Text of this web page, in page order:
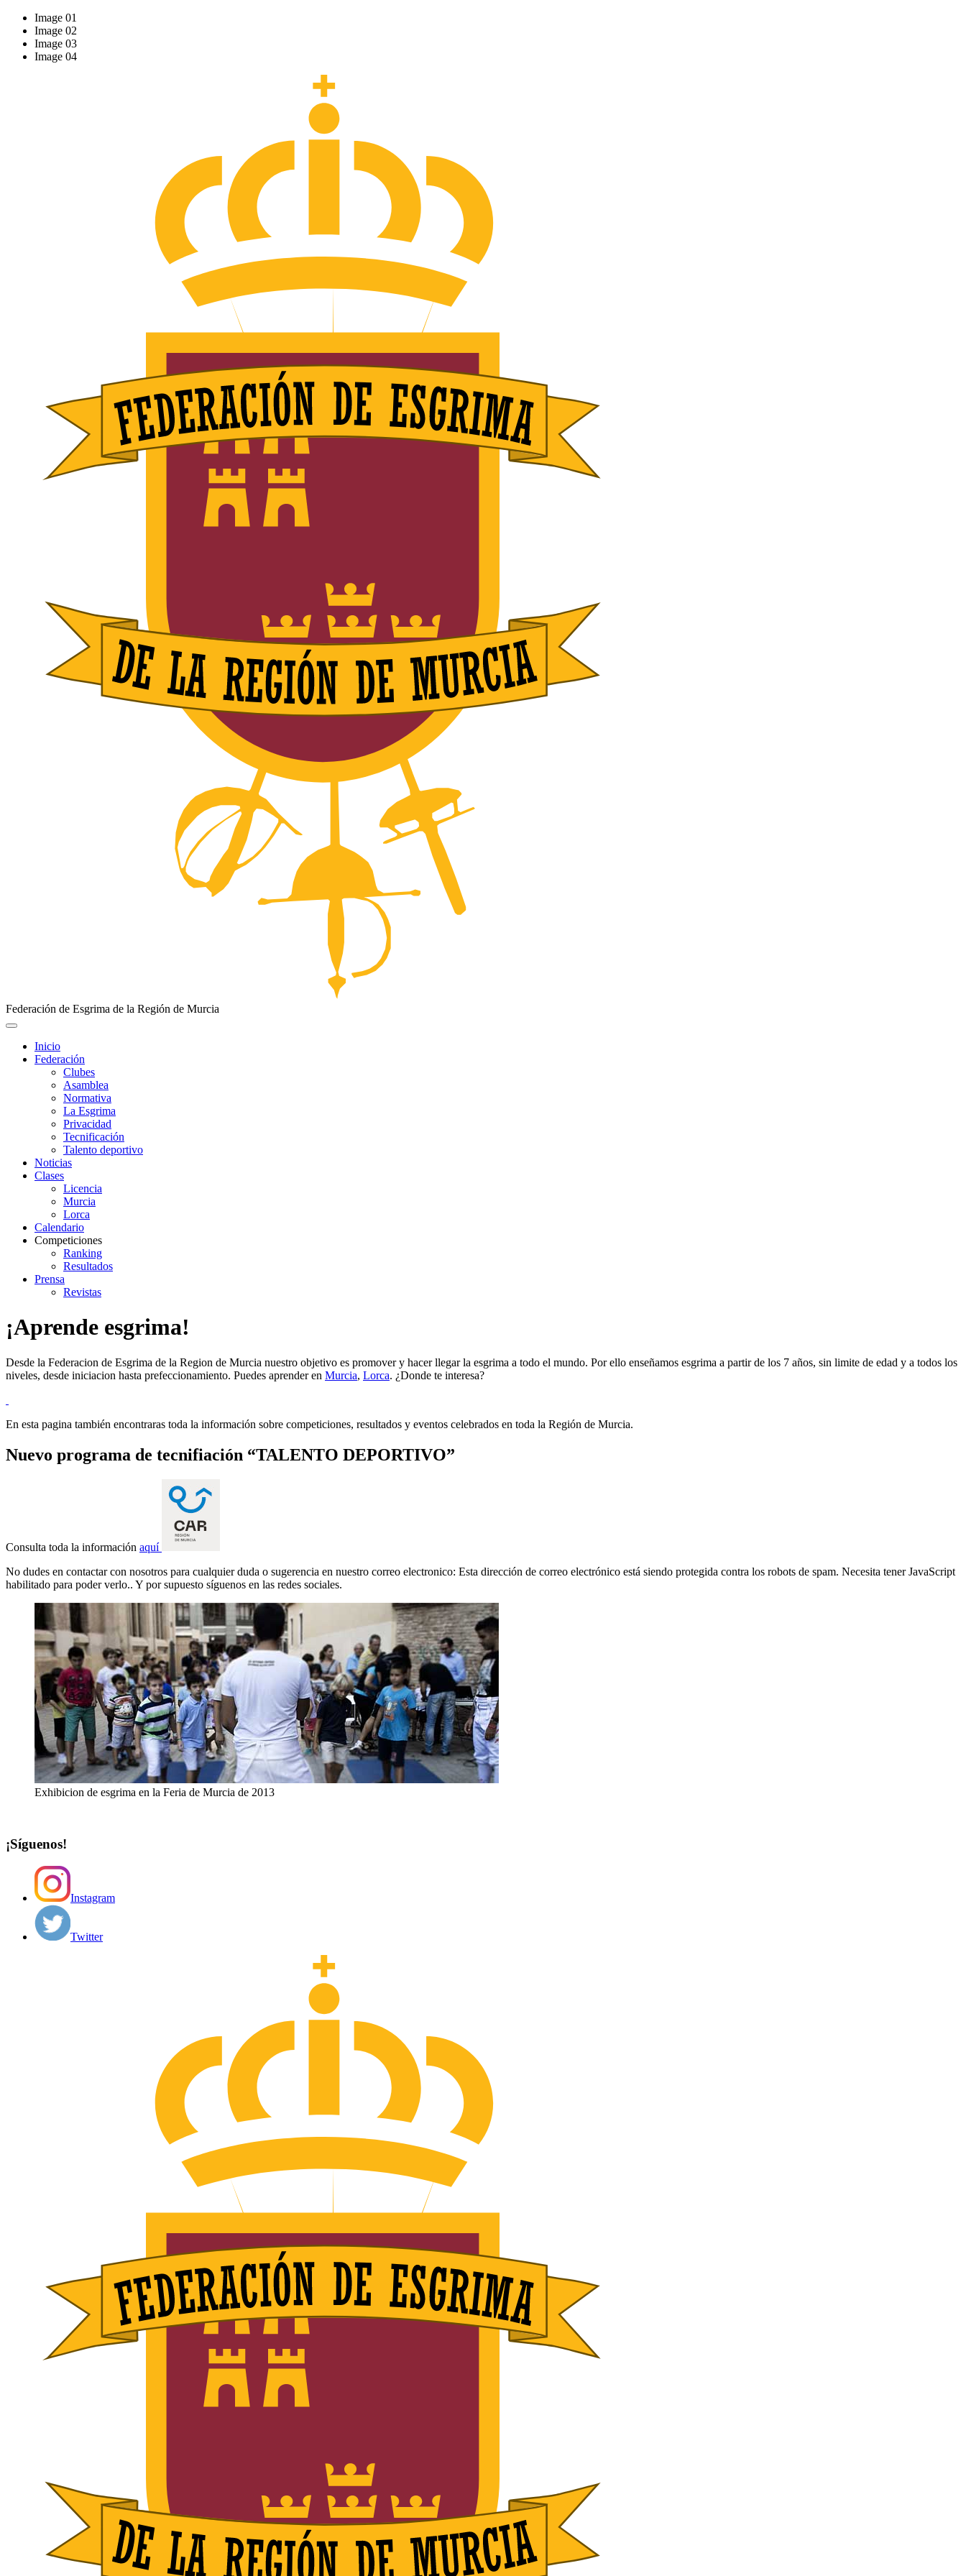
Image 01
Image 02
Image 03
Image 04
Federación de Esgrima de la Región de Murcia
Inicio
Federación
Clubes
Asamblea
Normativa
La Esgrima
Privacidad
Tecnificación
Talento deportivo
Noticias
Clases
Licencia
Murcia
Lorca
Calendario
Competiciones
Ranking
Resultados
Prensa
Revistas
¡Aprende esgrima!
Desde la Federacion de Esgrima de la Region de Murcia nuestro objetivo es promover y hacer llegar la esgrima a todo el mundo. Por ello enseñamos esgrima a partir de los 7 años, sin limite de edad y a todos los
niveles, desde iniciacion hasta prefeccionamiento. Puedes aprender en Murcia, Lorca. ¿Donde te interesa?
En esta pagina también encontraras toda la información sobre competiciones, resultados y eventos celebrados en toda la Región de Murcia.
Nuevo programa de tecnifiación “TALENTO DEPORTIVO”
Consulta toda la información aquí
No dudes en contactar con nosotros para cualquier duda o sugerencia en nuestro correo electronico: Esta dirección de correo electrónico está siendo protegida contra los robots de spam. Necesita tener JavaScript
habilitado para poder verlo.. Y por supuesto síguenos en las redes sociales.
Exhibicion de esgrima en la Feria de Murcia de 2013
¡Síguenos!
Instagram
Twitter